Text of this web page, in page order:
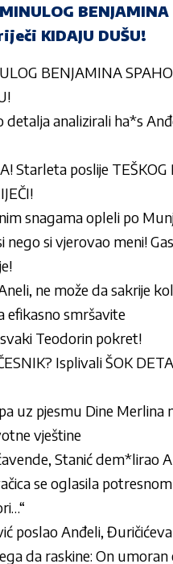
KIDAJU DUŠU!
BENJAMINA
detalja analizirali ha*s
Starleta poslije
snagama opleli po
si vjerovao meni!
ne može da sakrije
efikasno smršavite
Teodorin pokret!
Isplivali ŠOK
uz pjesmu Dine Merlina
vještine
Stanić dem*lirao
se oglasila
poslao Anđeli,
da raskine: On